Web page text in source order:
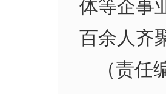
体等企事
百余人齐
（责任